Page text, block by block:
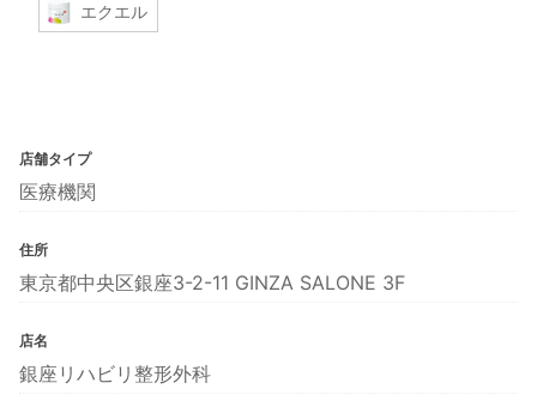
エクエル
店舗タイプ
医療機関
住所
東京都中央区銀座3-2-11 GINZA SALONE 3F
店名
銀座リハビリ整形外科